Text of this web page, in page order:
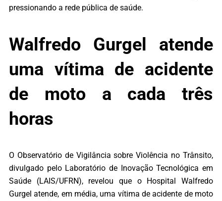
pressionando a rede pública de saúde.
Walfredo Gurgel atende
uma vítima de acidente
de moto a cada três
horas
O Observatório de Vigilância sobre Violência no Trânsito,
divulgado pelo Laboratório de Inovação Tecnológica em
Saúde (LAIS/UFRN), revelou que o Hospital Walfredo
Gurgel atende, em média, uma vítima de acidente de moto